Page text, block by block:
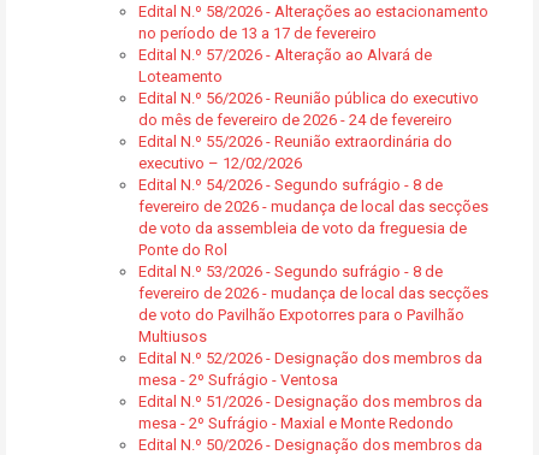
Edital N.º 58/2026 - Alterações ao estacionamento
no período de 13 a 17 de fevereiro
Edital N.º 57/2026 - Alteração ao Alvará de
Loteamento
Edital N.º 56/2026 - Reunião pública do executivo
do mês de fevereiro de 2026 - 24 de fevereiro
Edital N.º 55/2026 - Reunião extraordinária do
executivo – 12/02/2026
Edital N.º 54/2026 - Segundo sufrágio - 8 de
fevereiro de 2026 - mudança de local das secções
de voto da assembleia de voto da freguesia de
Ponte do Rol
Edital N.º 53/2026 - Segundo sufrágio - 8 de
fevereiro de 2026 - mudança de local das secções
de voto do Pavilhão Expotorres para o Pavilhão
Multiusos
Edital N.º 52/2026 - Designação dos membros da
mesa - 2º Sufrágio - Ventosa
Edital N.º 51/2026 - Designação dos membros da
mesa - 2º Sufrágio - Maxial e Monte Redondo
Edital N.º 50/2026 - Designação dos membros da